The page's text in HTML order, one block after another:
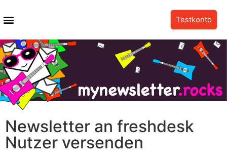
Testkonto
Newsletter an freshdesk
Nutzer versenden